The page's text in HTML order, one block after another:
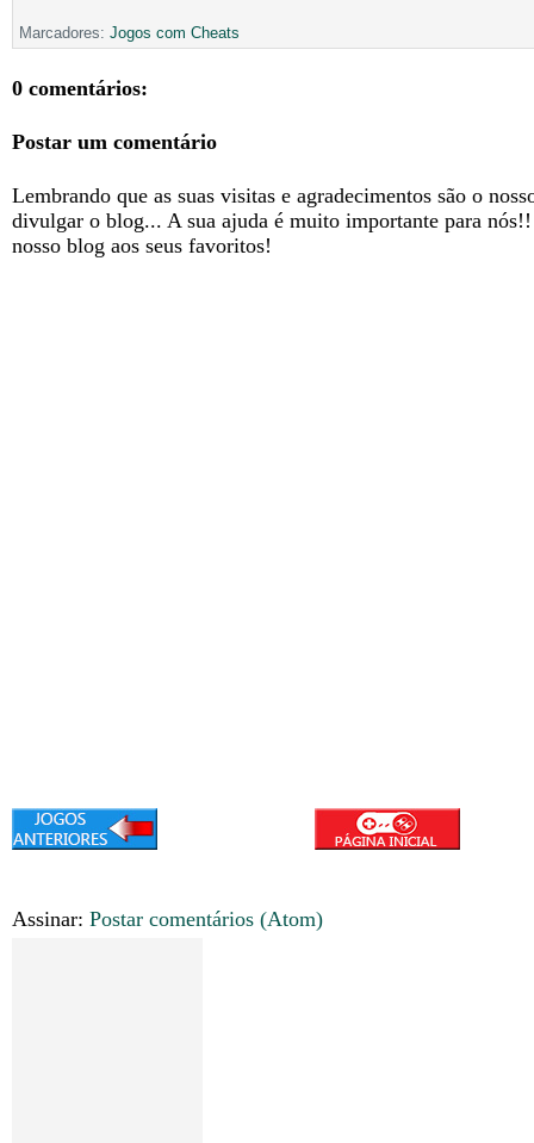
Marcadores: Jogos com Cheats
0 comentários:
Postar um comentário
Lembrando que as suas visitas e agradecimentos são o
divulgar o blog... A sua ajuda é muito importante para nós!!
nosso blog aos seus favoritos!
Assinar: Postar comentários (Atom)